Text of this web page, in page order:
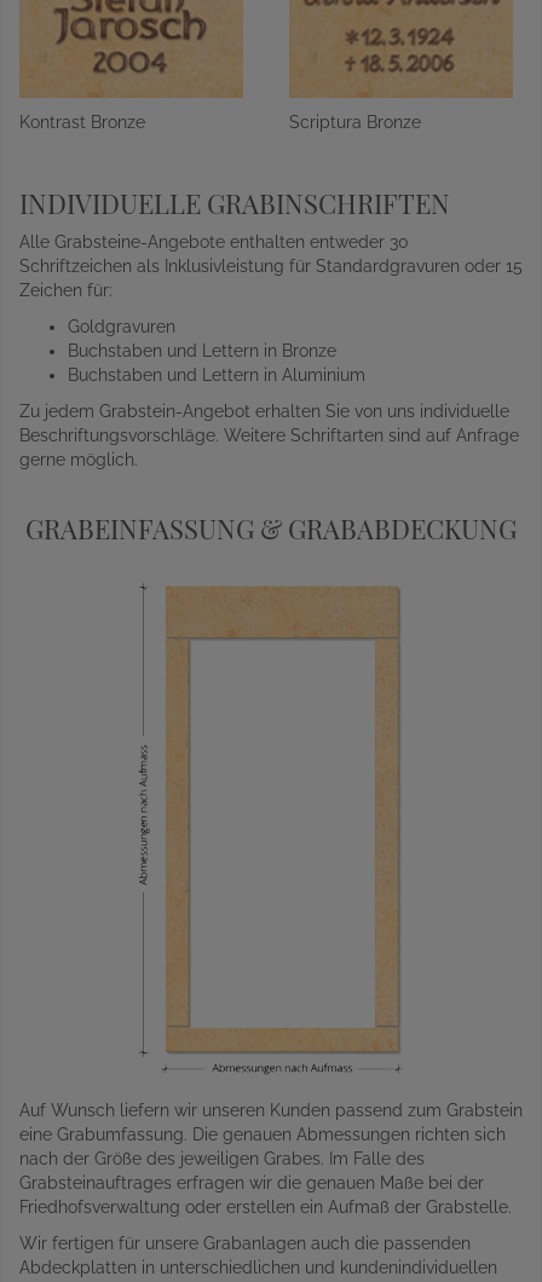
Kontrast Bronze Scriptura Bronze
INDIVIDUELLE GRABINSCHRIFTEN
Alle Grabsteine-Angebote enthalten entweder 30
Schriftzeichen als Inklusivleistung für Standardgravuren oder 15
Zeichen für:
Goldgravuren
Buchstaben und Lettern in Bronze
Buchstaben und Lettern in Aluminium
Zu jedem Grabstein-Angebot erhalten Sie von uns individuelle
Beschriftungsvorschläge. Weitere Schriftarten sind auf Anfrage
gerne möglich.
GRABEINFASSUNG & GRABABDECKUNG
Auf Wunsch liefern wir unseren Kunden passend zum Grabstein
eine Grabumfassung. Die genauen Abmessungen richten sich
nach der Größe des jeweiligen Grabes. Im Falle des
Grabsteinauftrages erfragen wir die genauen Maße bei der
Friedhofsverwaltung oder erstellen ein Aufmaß der Grabstelle.
Wir fertigen für unsere Grabanlagen auch die passenden
Abdeckplatten in unterschiedlichen und kundenindividuellen